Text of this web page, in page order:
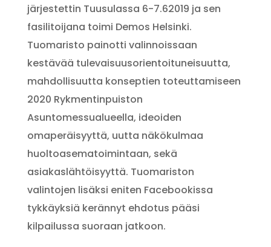
järjestettin Tuusulassa 6-7.62019 ja sen
fasilitoijana toimi Demos Helsinki.
Tuomaristo painotti valinnoissaan
kestävää tulevaisuusorientoituneisuutta,
mahdollisuutta konseptien toteuttamiseen
2020 Rykmentinpuiston
Asuntomessualueella, ideoiden
omaperäisyyttä, uutta näkökulmaa
huoltoasematoimintaan, sekä
asiakaslähtöisyyttä. Tuomariston
valintojen lisäksi eniten Facebookissa
tykkäyksiä kerännyt ehdotus pääsi
kilpailussa suoraan jatkoon.